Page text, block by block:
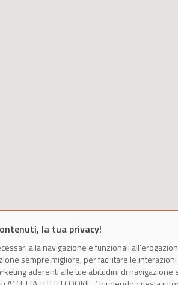
Powered by
la tua privacy!
alla navigazione e funzionali
sempre migliore, per facilitare le
aderenti alle tue abitudini di navigazione